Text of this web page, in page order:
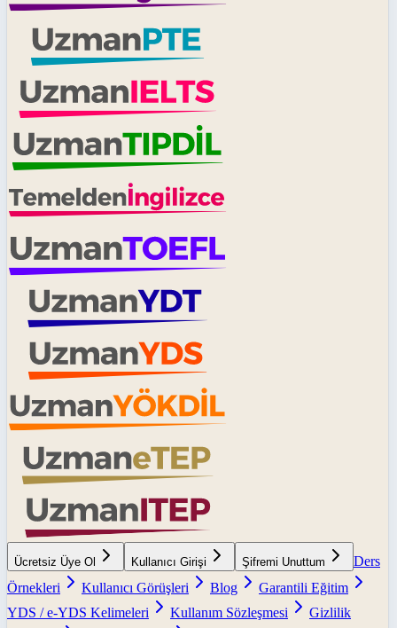
Ücretsiz Üye Ol Kullanıcı Girişi Şifremi Unuttum
Ders
Örnekleri
Kullanıcı Görüşleri Blog
Garantili Eğitim
YDS / e-YDS Kelimeleri
Kullanım Sözleşmesi
Gizlilik